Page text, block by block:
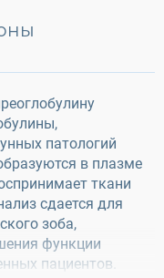
патологий
в плазме
ткани
сдается для
зоба,
функции
пациентов.